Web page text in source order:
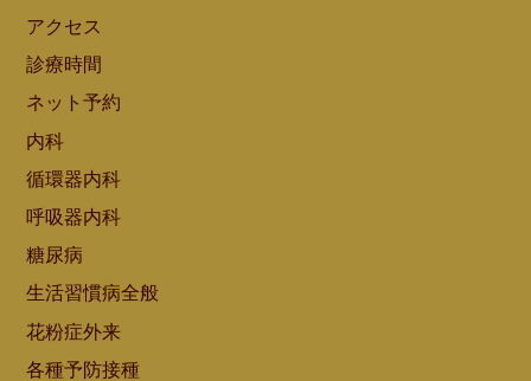
アクセス
診療時間
ネット予約
内科
循環器内科
呼吸器内科
糖尿病
生活習慣病全般
花粉症外来
各種予防接種